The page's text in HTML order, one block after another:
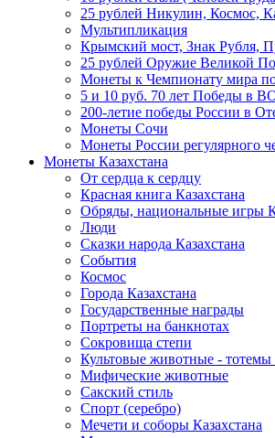
25 рублей Никулин, Космос,
Мультипликация
Крымский мост, Знак Рубля,
25 рублей Оружие Великой
Монеты к Чемпионату мира
5 и 10 руб. 70 лет Победы в
200-летие победы России в
Монеты Сочи
Монеты России регулярного
Монеты Казахстана
От сердца к сердцу
Красная книга Казахстана
Обряды, национальные игры
Люди
Сказки народа Казахстана
События
Космос
Города Казахстана
Государственные награды
Портреты на банкнотах
Сокровища степи
Культовые животные - тотемы
Мифические животные
Сакский стиль
Спорт (серебро)
Мечети и соборы Казахстана